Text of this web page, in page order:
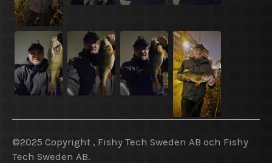
©2025 Copyright , Fishy Tech Sweden AB och Fishy
Tech Sweden AB.